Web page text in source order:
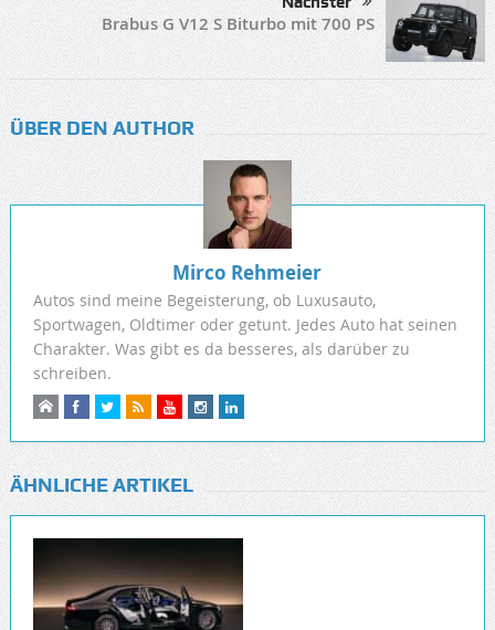
Brabus G V12 S Biturbo mit 700 PS
ÜBER DEN AUTHOR
Mirco Rehmeier
Autos sind meine Begeisterung, ob Luxusauto,
Sportwagen, Oldtimer oder getunt. Jedes Auto hat seinen
Charakter. Was gibt es da besseres, als darüber zu
schreiben.
ÄHNLICHE ARTIKEL